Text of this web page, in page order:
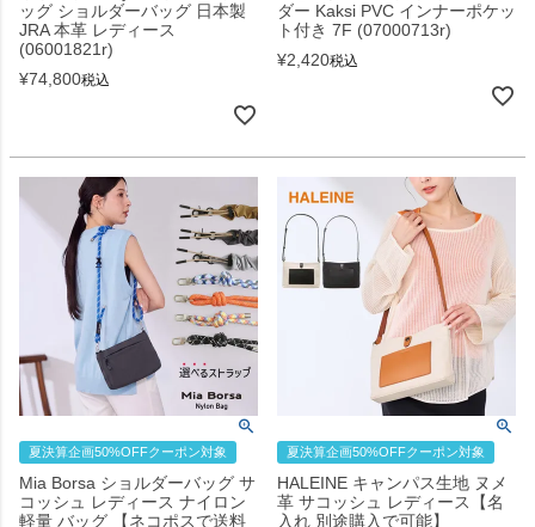
ッグ ショルダーバッグ 日本製
JRA 本革 レディース
(06001821r)
¥74,800税込
ダー Kaksi PVC インナーポケッ
ト付き 7F (07000713r)
¥2,420税込
夏決算企画50%OFFクーポン対象
Mia Borsa ショルダーバッグ サ
コッシュ レディース ナイロン
軽量 バッグ 【ネコポスで送料
夏決算企画50%OFFクーポン対象
HALEINE キャンパス生地 ヌメ
革 サコッシュ レディース【名
入れ 別途購入で可能】